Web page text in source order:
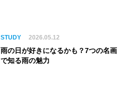
ム】
STUDY 2026.05.12
雨の日が好きになるかも？7つの名画
で知る雨の魅力